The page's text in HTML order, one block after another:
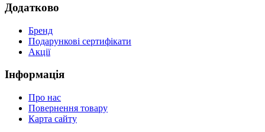
Додатково
Бренд
Подарункові сертифікати
Акції
Інформація
Про нас
Повернення товару
Карта сайту